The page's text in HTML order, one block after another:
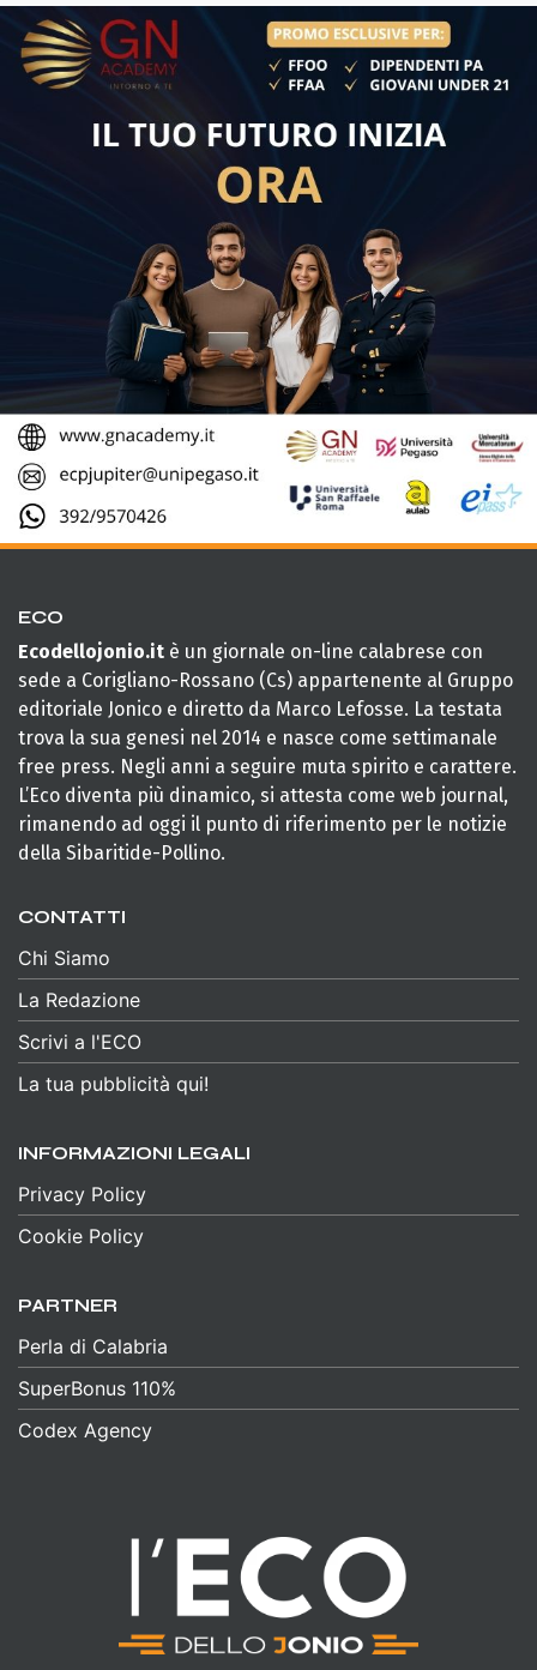
ECO
Ecodellojonio.it è un giornale on-line calabrese con
sede a Corigliano-Rossano (Cs) appartenente al Gruppo
editoriale Jonico e diretto da Marco Lefosse. La testata
trova la sua genesi nel 2014 e nasce come settimanale
free press. Negli anni a seguire muta spirito e carattere.
L’Eco diventa più dinamico, si attesta come web journal,
rimanendo ad oggi il punto di riferimento per le notizie
della Sibaritide-Pollino.
CONTATTI
Chi Siamo
La Redazione
Scrivi a l'ECO
La tua pubblicità qui!
INFORMAZIONI LEGALI
Privacy Policy
Cookie Policy
PARTNER
Perla di Calabria
SuperBonus 110%
Codex Agency